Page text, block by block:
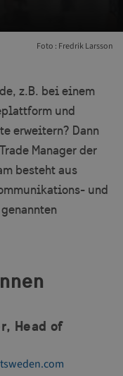
Foto : Fredrik Larsson
z.B. bei einem
und
erweitern? Dann
Manager der
besteht aus
und
Head of